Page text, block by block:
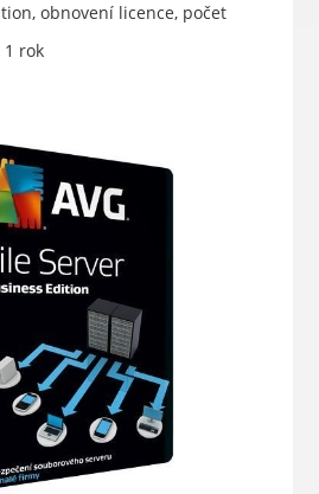
obnovení licence, počet
1 rok